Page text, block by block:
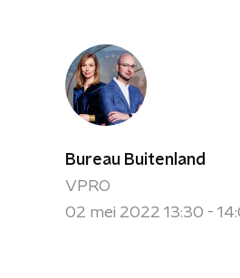
Bureau Buitenland
VPRO
02 mei 2022 13:30 -